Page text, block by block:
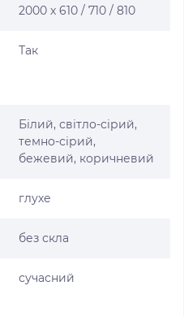
2000 х 610 / 710 / 810
Так
Білий, світло-сірий,
темно-сірий,
бежевий, коричневий
глухе
без скла
сучасний